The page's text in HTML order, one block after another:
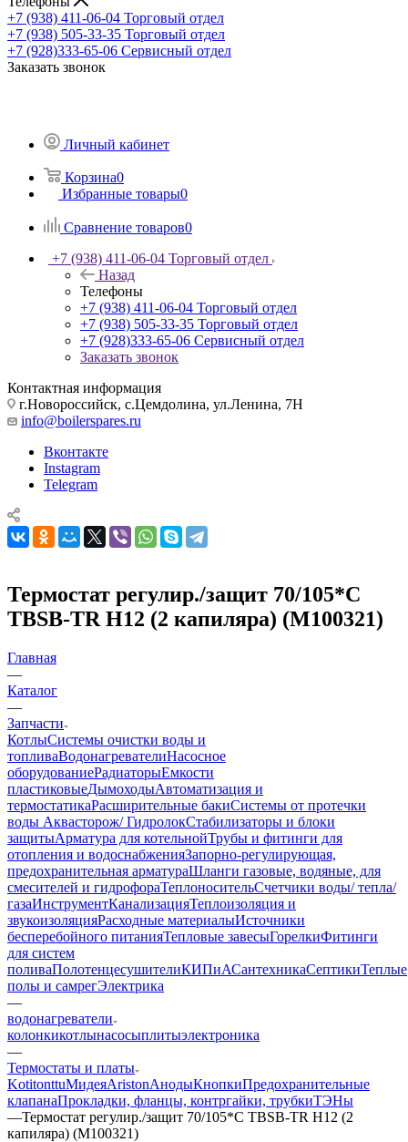
+7 (938) 411-06-04 Торговый отдел
+7 (938) 505-33-35 Торговый отдел
+7 (928)333-65-06 Сервисный отдел
Заказать звонок
Личный кабинет
Корзина0
Избранные товары0
Сравнение товаров0
+7 (938) 411-06-04 Торговый отдел
Назад
Телефоны
+7 (938) 411-06-04 Торговый отдел
+7 (938) 505-33-35 Торговый отдел
+7 (928)333-65-06 Сервисный отдел
Заказать звонок
Контактная информация
г.Новороссийск, с.Цемдолина, ул.Ленина, 7Н
info@boilerspares.ru
Вконтакте
Instagram
Telegram
Термостат регулир./защит 70/105*С
TBSB-TR H12 (2 капиляра) (М100321)
Главная
—
Каталог
—
Запчасти
КотлыСистемы очистки воды и
топливаВодонагревателиНасосное
оборудованиеРадиаторыЕмкости
пластиковыеДымоходыАвтоматизация и
термостатикаРасширительные бакиСистемы от протечки
воды Аквасторож/ ГидролокСтабилизаторы и блоки
защитыАрматура для котельнойТрубы и фитинги для
отопления и водоснабженияЗапорно-регулирующая,
предохранительная арматураШланги газовые, водяные, для
смесителей и гидрофораТеплоносительСчетчики воды/ тепла/
газаИнструментКанализацияТеплоизоляция и
звукоизоляцияРасходные материалыИсточники
бесперебойного питанияТепловые завесыГорелкиФитинги
для систем
поливаПолотенцесушителиКИПиАСантехникаСептикиТеплые
полы и самрегЭлектрика
—
водонагреватели
колонкикотлынасосыплитыэлектроника
—
Термостаты и платы
KotitonttuМидеяAristonАнодыКнопкиПредохранительные
клапанаПрокладки, фланцы, контргайки, трубкиТЭНы
—Термостат регулир./защит 70/105*С TBSB-TR H12 (2
капиляра) (М100321)